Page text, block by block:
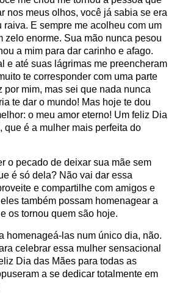
nos meus olhos, você já sabia se era
raiva. E sempre me acolheu com um
zelo enorme. Sua mão nunca pesou
a mim para dar carinho e afago.
e até suas lágrimas me preencheram
te corresponder com uma parte
por mim, mas sei que nada nunca
te dar o mundo! Mas hoje te dou
o meu amor eterno! Um feliz Dia
que é a mulher mais perfeita do
o pecado de deixar sua mãe sem
é só dela? Não vai dar essa
e compartilhe com amigos e
também possam homenagear a
os tornou quem são hoje.
homenageá-las num único dia, não.
celebrar essa mulher sensacional
Dia das Mães para todas as
a se dedicar totalmente em